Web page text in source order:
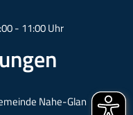
- 11:00 Uhr
Nahe-Glan